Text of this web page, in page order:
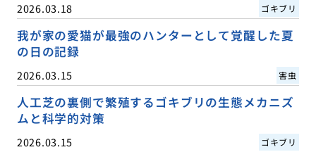
2026.03.18 ゴキブリ
我が家の愛猫が最強のハンターとして覚醒した夏
の日の記録
2026.03.15 害虫
人工芝の裏側で繁殖するゴキブリの生態メカニズ
ムと科学的対策
2026.03.15 ゴキブリ